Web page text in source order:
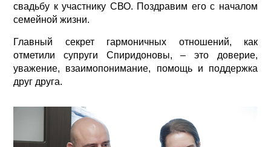
свадьбу к участнику СВО. Поздравим его с началом
семейной жизни.
Главный секрет гармоничных отношений, как
отметили супруги Спиридоновы, – это доверие,
уважение, взаимопонимание, помощь и поддержка
друг друга.